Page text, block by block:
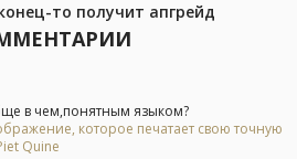
то получит апгрейд
в чем,понятным языком?
которое печатает свою точную
Quine